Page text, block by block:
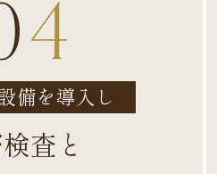
備を導入し
査と